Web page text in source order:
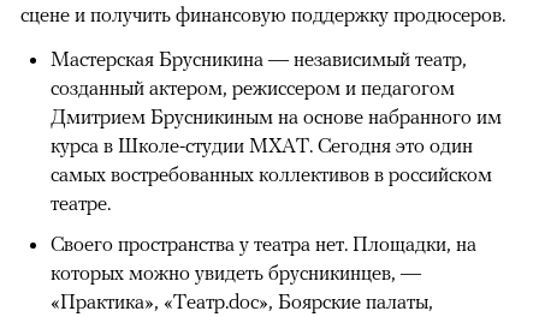
сцене и получить финансовую поддержку продюсеров.
Мастерская Брусникина — независимый театр,
созданный актером, режиссером и педагогом
Дмитрием Брусникиным на основе набранного им
курса в Школе-студии МХАТ. Сегодня это один
самых востребованных коллективов в российском
театре.
Своего пространства у театра нет. Площадки, на
которых можно увидеть брусникинцев, —
«Практика», «Театр.doc», Боярские палаты,